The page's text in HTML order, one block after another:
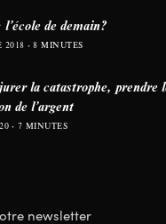
de demain?
2018 8 MINUTES
la catastrophe, prendre
de l’argent
7 MINUTES
newsletter